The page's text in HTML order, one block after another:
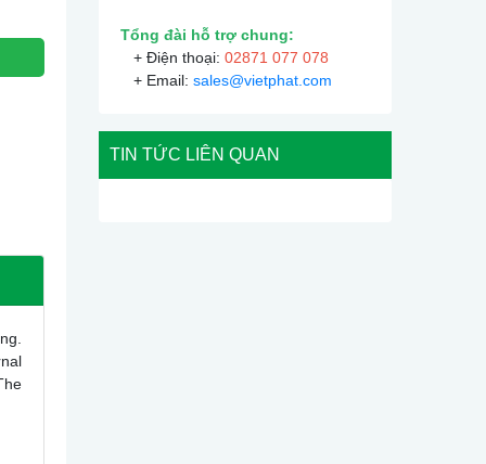
Tổng đài hỗ trợ chung:
+ Điện thoại: 02871 077 078
+ Email: sales@vietphat.com
TIN TỨC LIÊN QUAN